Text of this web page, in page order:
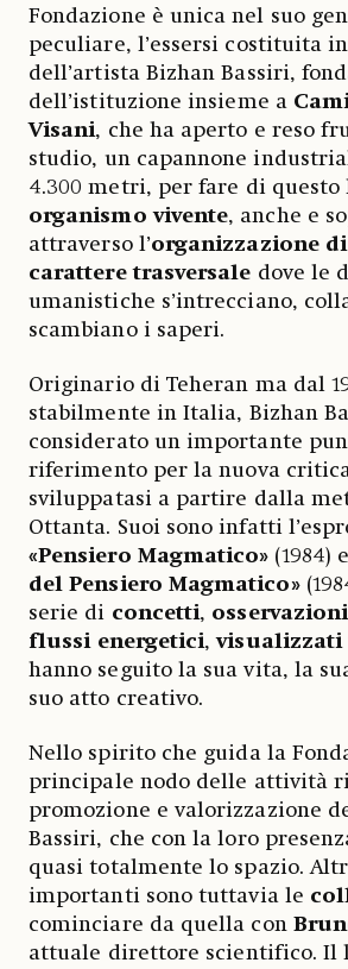
Fondazione è unica nel suo
peculiare, l’essersi costituita
dell’artista Bizhan Bassiri,
dell’istituzione insieme a
Visani, che ha aperto e reso
studio, un capannone
4.300 metri, per fare di questo
organismo vivente, anche e
attraverso l’organizzazione
carattere trasversale dove le
umanistiche s’intrecciano,
scambiano i saperi.
Originario di Teheran ma dal
stabilmente in Italia, Bizhan
considerato un importante
riferimento per la nuova
sviluppatasi a partire dalla
Ottanta. Suoi sono infatti
«Pensiero Magmatico» (1984)
del Pensiero Magmatico»
serie di concetti, osservazioni
flussi energetici,visualizzati
hanno seguito la sua vita, la
suo atto creativo.
Nello spirito che guida la
principale nodo delle attività
promozione e valorizzazione
Bassiri, che con la loro
quasi totalmente lo spazio.
importanti sono tuttavia le
cominciare da quella con
attuale direttore scientifico. Il